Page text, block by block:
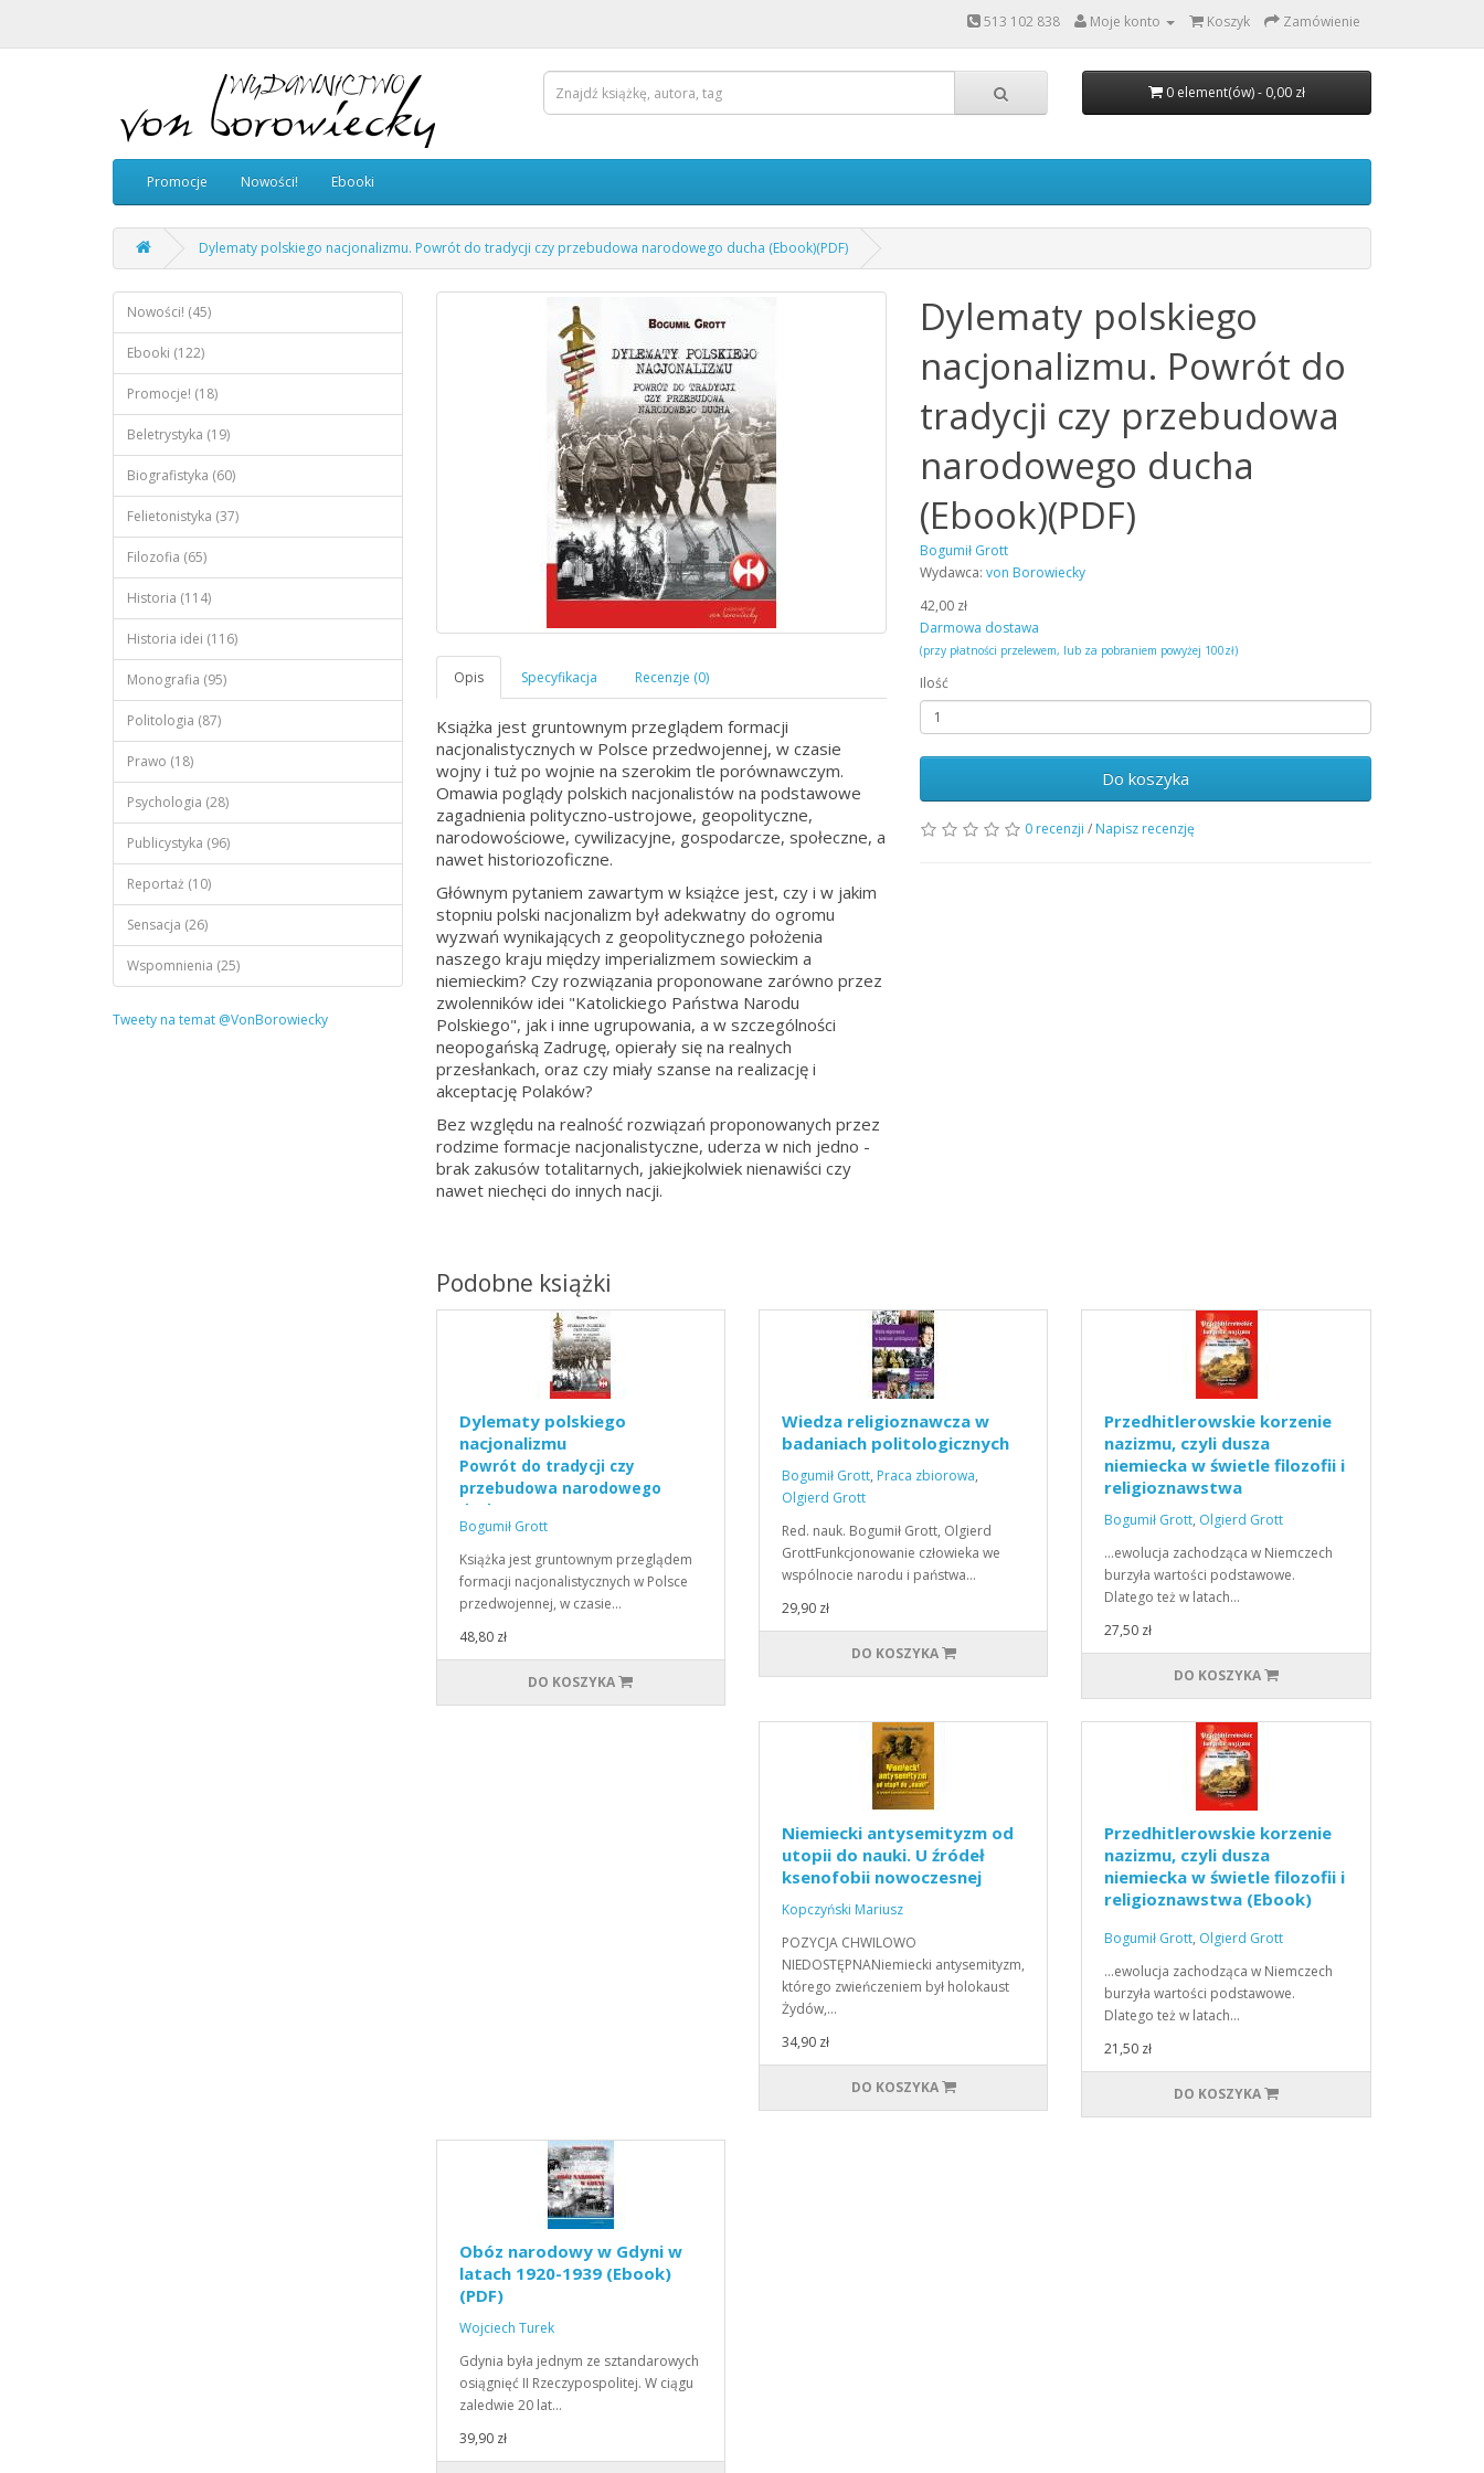
513 102 838 Moje konto Koszyk Zamówienie
0 element(ów) - 0,00 zł
Promocje Nowości! Ebooki
Dylematy polskiego nacjonalizmu. Powrót do tradycji czy przebudowa narodowego ducha (Ebook)(PDF)
Nowości! (45)
Ebooki (122)
Promocje! (18)
Beletrystyka (19)
Biografistyka (60)
Felietonistyka (37)
Filozofia (65)
Historia (114)
Historia idei (116)
Monografia (95)
Politologia (87)
Prawo (18)
Psychologia (28)
Publicystyka (96)
Reportaż (10)
Sensacja (26)
Wspomnienia (25)
Tweety na temat @VonBorowiecky
Książka jest gruntownym przeglądem formacji
nacjonalistycznych w Polsce przedwojennej, w czasie
wojny i tuż po wojnie na szerokim tle porównawczym.
Omawia poglądy polskich nacjonalistów na podstawowe
zagadnienia polityczno-ustrojowe, geopolityczne,
narodowościowe, cywilizacyjne, gospodarcze, społeczne, a
nawet historiozoficzne.
Głównym pytaniem zawartym w książce jest, czy i w jakim
stopniu polski nacjonalizm był adekwatny do ogromu
wyzwań wynikających z geopolitycznego położenia
naszego kraju między imperializmem sowieckim a
niemieckim? Czy rozwiązania proponowane zarówno przez
zwolenników idei "Katolickiego Państwa Narodu
Polskiego", jak i inne ugrupowania, a w szczególności
neopogańską Zadrugę, opierały się na realnych
przesłankach, oraz czy miały szanse na realizację i
akceptację Polaków?
Bez względu na realność rozwiązań proponowanych przez
rodzime formacje nacjonalistyczne, uderza w nich jedno -
brak zakusów totalitarnych, jakiejkolwiek nienawiści czy
nawet niechęci do innych nacji.
Dylematy polskiego
nacjonalizmu. Powrót do
tradycji czy przebudowa
narodowego ducha
(Ebook)(PDF)
Bogumił Grott
Wydawca:von Borowiecky
42,00 zł
Darmowa dostawa
(przy płatności przelewem, lub za pobraniem powyżej 100zł)
Ilość
Do koszyka
0 recenzji / Napisz recenzję
Podobne książki
Dylematy polskiego
nacjonalizmu
Powrót do tradycji czy
przebudowa narodowego
ducha
Bogumił Grott
Książka jest gruntownym przeglądem
formacji nacjonalistycznych w Polsce
przedwojennej, w czasie…
48,80 zł
DO KOSZYKA
Wiedza religioznawcza w
badaniach politologicznych
Bogumił Grott, Praca zbiorowa,
Olgierd Grott
Red. nauk. Bogumił Grott, Olgierd
GrottFunkcjonowanie człowieka we
wspólnocie narodu i państwa…
29,90 zł
DO KOSZYKA
Przedhitlerowskie korzenie
nazizmu, czyli dusza
niemiecka w świetle filozofii i
religioznawstwa
Bogumił Grott, Olgierd Grott
...ewolucja zachodząca w Niemczech
burzyła wartości podstawowe.
Dlatego też w latach…
27,50 zł
DO KOSZYKA
Niemiecki antysemityzm od
utopii do nauki. U źródeł
ksenofobii nowoczesnej
Kopczyński Mariusz
POZYCJA CHWILOWO
NIEDOSTĘPNANiemiecki antysemityzm,
którego zwieńczeniem był holokaust
Żydów,…
34,90 zł
DO KOSZYKA
Przedhitlerowskie korzenie
nazizmu, czyli dusza
niemiecka w świetle filozofii i
religioznawstwa (Ebook)
Bogumił Grott, Olgierd Grott
...ewolucja zachodząca w Niemczech
burzyła wartości podstawowe.
Dlatego też w latach…
21,50 zł
DO KOSZYKA
Obóz narodowy w Gdyni w
latach 1920-1939 (Ebook)
(PDF)
Wojciech Turek
Gdynia była jednym ze sztandarowych
osiągnięć II Rzeczypospolitej. W ciągu
zaledwie 20 lat…
39,90 zł